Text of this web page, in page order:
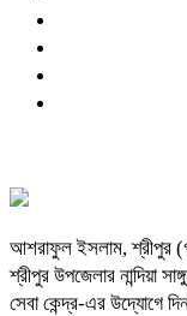
আশরাফুল ইসলাম, শ্রীপুর
শ্রীপুর উপজেলার নান্দিয়া
সেবা কেন্দ্র-এর উদ্যোগে